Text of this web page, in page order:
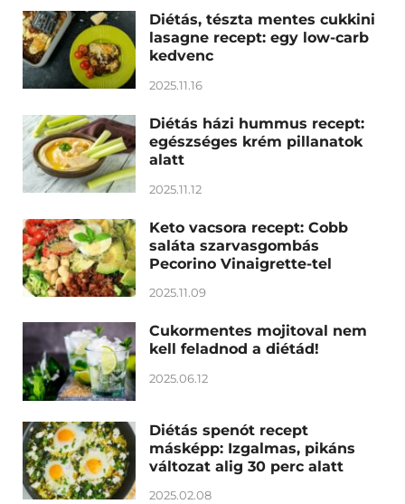
Diétás, tészta mentes cukkini
lasagne recept: egy low-carb
kedvenc
2025.11.16
Diétás házi hummus recept:
egészséges krém pillanatok
alatt
2025.11.12
Keto vacsora recept: Cobb
saláta szarvasgombás
Pecorino Vinaigrette-tel
2025.11.09
Cukormentes mojitoval nem
kell feladnod a diétád!
2025.06.12
Diétás spenót recept
másképp: Izgalmas, pikáns
változat alig 30 perc alatt
2025.02.08